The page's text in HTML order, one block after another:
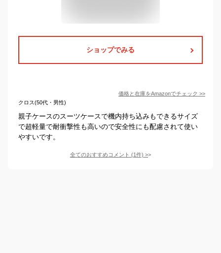
ショップでみる
価格と在庫をAmazonでチェック >>
クロス(50代・男性)
親子ケースのスーツケースで機内持ち込みもできるサイズ
で超軽量で耐衝撃性も高いので安全性にも配慮されて使い
やすいです。
全てのおすすめコメント (1件) >